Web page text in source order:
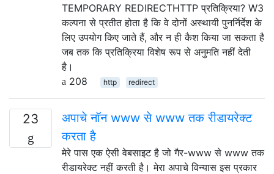
TEMPORARY REDIRECTHTTP प्रतिक्रिया? W3
कल्पना से प्रतीत होता है कि वे दोनों अस्थायी पुनर्निर्देश के
लिए उपयोग किए जाते हैं, और न ही कैश किया जा सकता है
जब तक कि प्रतिक्रिया विशेष रूप से अनुमति नहीं देती
है।
208
http redirect
23
अपाचे नॉन www से www तक रीडायरेक्ट
करता है
मेरे पास एक ऐसी वेबसाइट है जो गैर-www से www तक
रीडायरेक्ट नहीं करती है। मेरा अपाचे विन्यास इस प्रकार